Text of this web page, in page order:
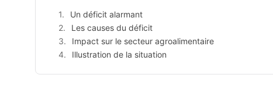
Un déficit alarmant
Les causes du déficit
Impact sur le secteur agroalimentaire
Illustration de la situation